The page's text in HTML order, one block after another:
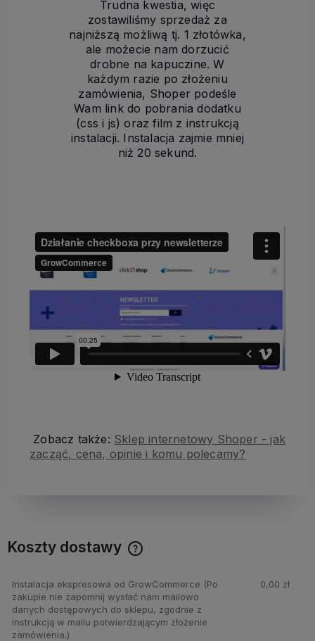
Trudna kwestia, więc
zostawiliśmy sprzedaż za
najniższą możliwą tj. 1 złotówka,
ale możecie nam dorzucić
drobne na kapuczine. W
każdym razie po złożeniu
zamówienia, Shoper podeśle
Wam link do pobrania dodatku
(css i js) oraz film z instrukcją
instalacji. Instalacja zajmie mniej
niż 20 sekund.
Zobacz także: Sklep internetowy Shoper - jak
zacząć, cena, opinie i komu polecamy?
Koszty dostawy
Instalacja ekspresowa od GrowCommerce (Po
zakupie nie zapomnij wysłać nam mailowo
danych dostępowych do sklepu, zgodnie z
instrukcją w mailu potwierdzającym złożenie
zamówienia.)
0,00 zł